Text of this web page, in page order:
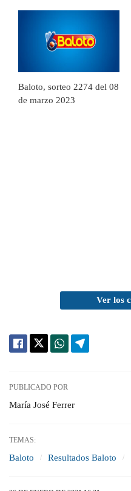
Baloto, sorteo 2274 del 08
de marzo 2023
Ver los
PUBLICADO POR
María José Ferrer
TEMAS:
Baloto Resultados Baloto